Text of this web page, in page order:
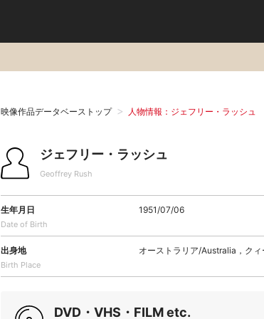
映像作品データベーストップ 人物情報：ジェフリー・ラッシュ
ジェフリー・ラッシュ
Geoffrey Rush
生年月日
Date of Birth
1951/07/06
出身地
Birth Place
オーストラリア/Australia，クィ
DVD・VHS・FILM etc.